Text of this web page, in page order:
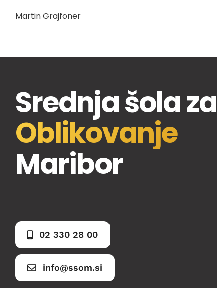
Martin Grajfoner
Srednja šola za
Oblikovanje
Maribor
02 330 28 00
info@ssom.si